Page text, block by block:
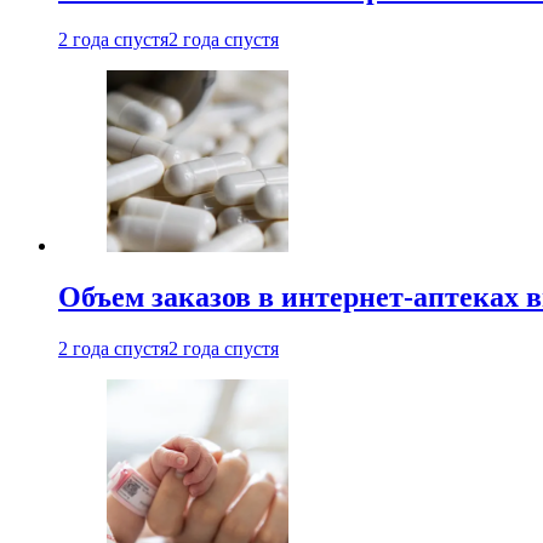
2 года спустя2 года спустя
Объем заказов в интернет-аптеках
2 года спустя2 года спустя